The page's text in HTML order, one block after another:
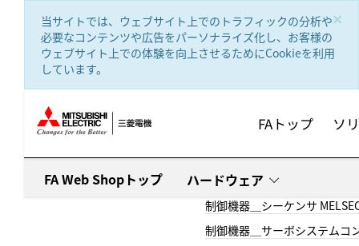
×
当サイトでは、ウェブサイト上でのトラフィックの分析や
必要なコンテンツや広告をパーソナライズ化し、お客様の
ウェブサイト上での体験を向上させるためにCookieを利用
しています。
FAトップ ソ
FA Web Shopトップ ハードウェア
制御機器＿シーケンサ
制御機器＿サーボシステムコ